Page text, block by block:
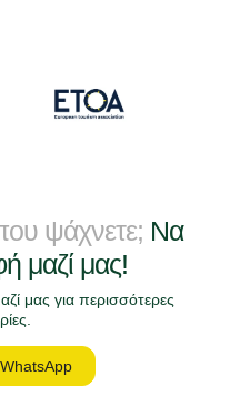
ψάχνετε; Να
μαζί μας!
μας για περισσότερες
WhatsApp